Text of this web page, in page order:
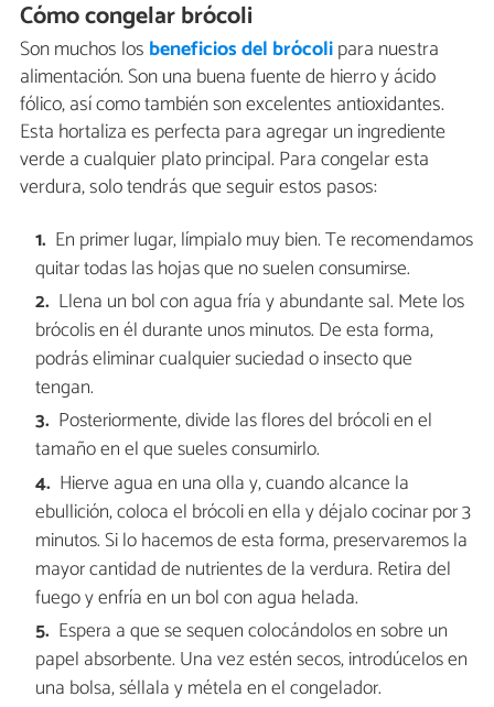
Cómo congelar brócoli
Son muchos los beneficios del brócolipara nuestra
alimentación. Son una buena fuente de hierro y ácido
fólico, así como también son excelentes antioxidantes.
Esta hortaliza es perfecta para agregar un ingrediente
verde a cualquier plato principal. Para congelar esta
verdura, solo tendrás que seguir estos pasos:
En primer lugar, límpialo muy bien. Te recomendamos
quitar todas las hojas que no suelen consumirse.
Llena un bol con agua fría y abundante sal. Mete los
brócolis en él durante unos minutos. De esta forma,
podrás eliminar cualquier suciedad o insecto que
tengan.
Posteriormente, divide las flores del brócoli en el
tamaño en el que sueles consumirlo.
Hierve agua en una olla y, cuando alcance la
ebullición, coloca el brócoli en ella y déjalo cocinar por 3
minutos. Si lo hacemos de esta forma, preservaremos la
mayor cantidad de nutrientes de la verdura. Retira del
fuego y enfría en un bol con agua helada.
Espera a que se sequen colocándolos en sobre un
papel absorbente. Una vez estén secos, introdúcelos en
una bolsa, séllala y métela en el congelador.